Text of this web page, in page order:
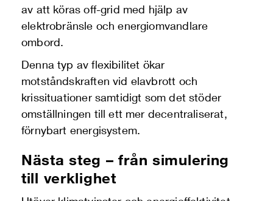
av att köras off-grid med hjälp av
elektrobränsle och energiomvandlare
ombord.
Denna typ av flexibilitet ökar
motståndskraften vid elavbrott och
krissituationer samtidigt som det stöder
omställningen till ett mer decentraliserat,
förnybart energisystem.
Nästa steg – från simulering
till verklighet